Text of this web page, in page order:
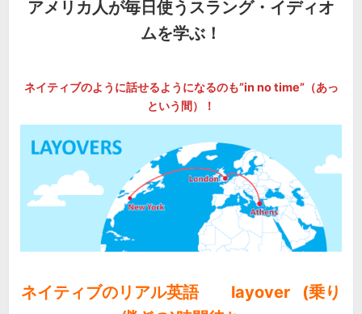
アメリカ人が毎日使うスラング・イディオ
ムを学ぶ！
ネイティブのように話せるようになるのも”in no time”（あっ
という間）！
ネイティブのリアル英語 layover (乗り